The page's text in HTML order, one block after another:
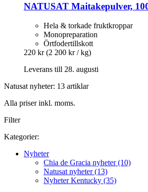
NATUSAT Maitakepulver,
Hela & torkade fruktkroppar
Monopreparation
Örtfodertillskott
220 kr (2 200 kr / kg)
Leverans till 28. augusti
Natusat nyheter: 13 artiklar
Alla priser inkl. moms.
Filter
Kategorier:
Nyheter
Chia de Gracia nyheter (10)
Natusat nyheter (13)
Nyheter Kentucky (35)